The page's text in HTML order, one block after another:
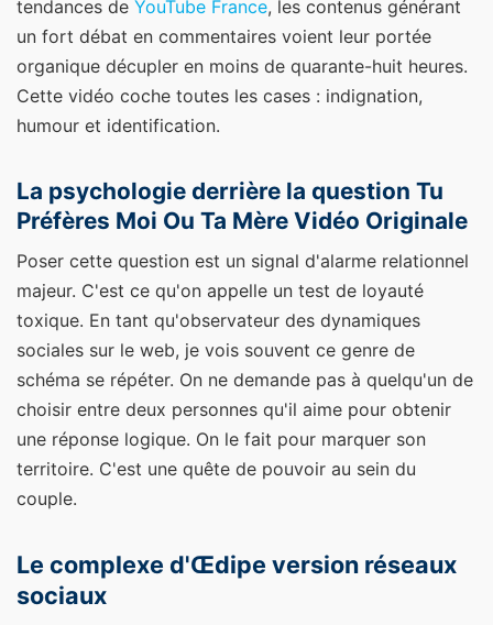
tendances de YouTube France, les contenus générant
un fort débat en commentaires voient leur portée
organique décupler en moins de quarante-huit heures.
Cette vidéo coche toutes les cases : indignation,
humour et identification.
La psychologie derrière la question Tu
Préfères Moi Ou Ta Mère Vidéo Originale
Poser cette question est un signal d'alarme relationnel
majeur. C'est ce qu'on appelle un test de loyauté
toxique. En tant qu'observateur des dynamiques
sociales sur le web, je vois souvent ce genre de
schéma se répéter. On ne demande pas à quelqu'un de
choisir entre deux personnes qu'il aime pour obtenir
une réponse logique. On le fait pour marquer son
territoire. C'est une quête de pouvoir au sein du
couple.
Le complexe d'Œdipe version réseaux
sociaux